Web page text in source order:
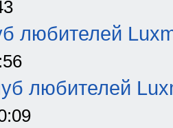
любителей
любителей